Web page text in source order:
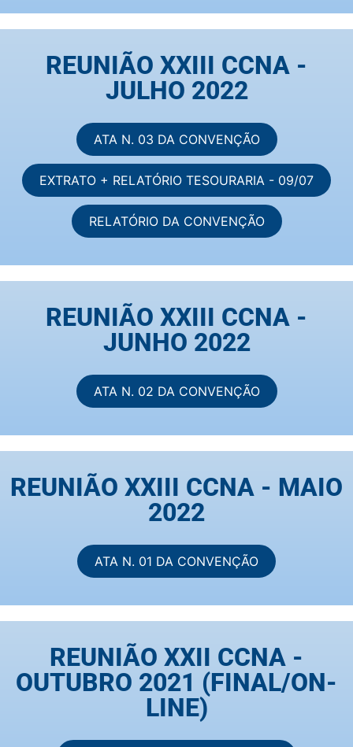
REUNIÃO XXIII CCNA -
JULHO 2022
ATA N. 03 DA CONVENÇÃO
EXTRATO + RELATÓRIO TESOURARIA - 09/07
RELATÓRIO DA CONVENÇÃO
REUNIÃO XXIII CCNA -
JUNHO 2022
ATA N. 02 DA CONVENÇÃO
REUNIÃO XXIII CCNA - MAIO
2022
ATA N. 01 DA CONVENÇÃO
REUNIÃO XXII CCNA -
OUTUBRO 2021 (FINAL/ON-
LINE)